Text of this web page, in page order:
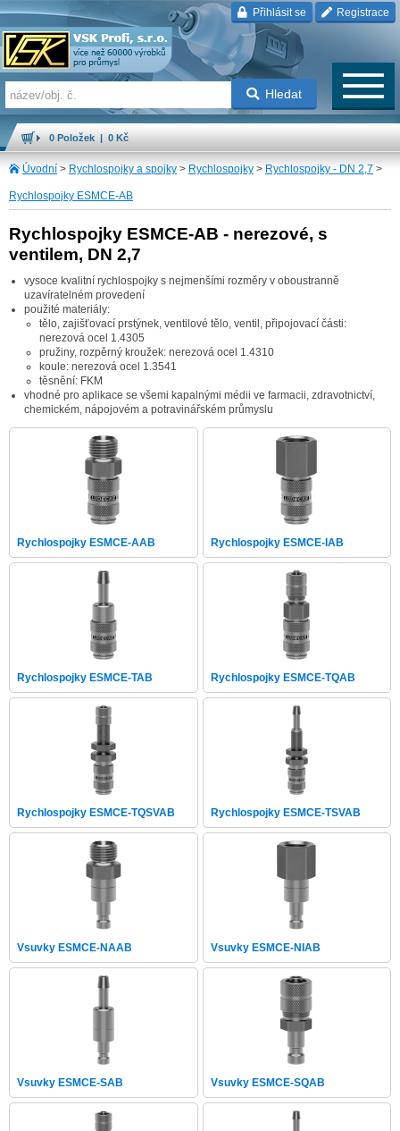
Přihlásit se Registrace
Hledat
0 Položek | 0 Kč
Úvodní > Rychlospojky a spojky > Rychlospojky > Rychlospojky - DN 2,7 >
Rychlospojky ESMCE-AB
Rychlospojky ESMCE-AB - nerezové, s
ventilem, DN 2,7
vysoce kvalitní rychlospojky s nejmenšími rozměry v oboustranně
uzavíratelném provedení
použité materiály:
tělo, zajišťovací prstýnek, ventilové tělo, ventil, připojovací části:
nerezová ocel 1.4305
pružiny, rozpěrný kroužek: nerezová ocel 1.4310
koule: nerezová ocel 1.3541
těsnění: FKM
vhodné pro aplikace se všemi kapalnými médii ve farmacii, zdravotnictví,
chemickém, nápojovém a potravinářském průmyslu
Rychlospojky ESMCE-AAB Rychlospojky ESMCE-IAB
Rychlospojky ESMCE-TAB Rychlospojky ESMCE-TQAB
Rychlospojky ESMCE-TQSVAB Rychlospojky ESMCE-TSVAB
Vsuvky ESMCE-NAAB Vsuvky ESMCE-NIAB
Vsuvky ESMCE-SAB Vsuvky ESMCE-SQAB